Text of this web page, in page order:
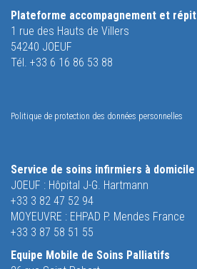
Plateforme accompagnement et répit
1 rue des Hauts de Villers
54240 JOEUF
Tél. +33 6 16 86 53 88
Politique de protection des données personnelles
Service de soins infirmiers à domicile
JOEUF : Hôpital J-G. Hartmann
+33 3 82 47 52 94
MOYEUVRE : EHPAD P. Mendes France
+33 3 87 58 51 55
Equipe Mobile de Soins Palliatifs